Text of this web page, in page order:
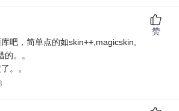
吧，简单点的如skin++,magicskin,
。。
。。
赞